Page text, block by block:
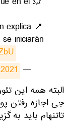
explica
iniciarán
— Diario AS (@diarioas)
​البته همه این
جی اجازه رفتن
تاتنهام باید به